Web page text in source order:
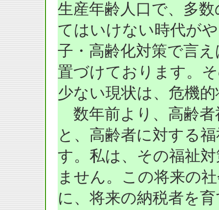
生産年齢人口で、多
てはいけない時代が
子・高齢化対策で言
置づけております。
少ない現状は、危機
数年前より、高齢者
と、高齢者に対する
す。私は、その福祉
ません。この将来の
に、将来の納税者を